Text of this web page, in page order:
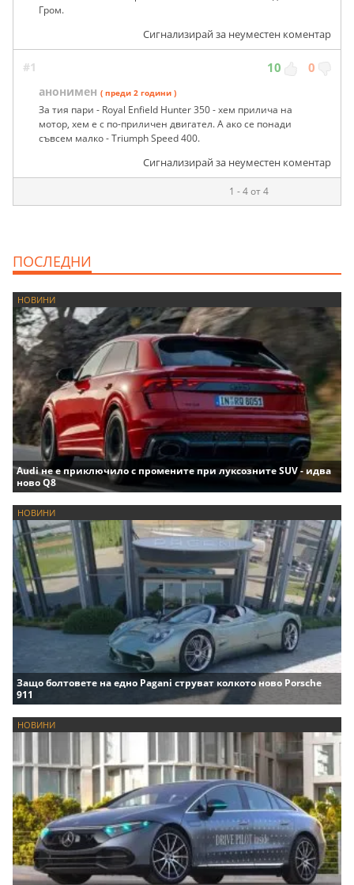
Гром.
Сигнализирай за неуместен коментар
#1 10 0
анонимен ( преди 2 години )
За тия пари - Royal Enfield Hunter 350 - хем прилича на
мотор, хем е с по-приличен двигател. А ако се понади
съвсем малко - Triumph Speed 400.
Сигнализирай за неуместен коментар
1 - 4 от 4
ПОСЛЕДНИ
НОВИНИ
Audi не е приключило с промените при луксозните SUV - идва
ново Q8
НОВИНИ
Защо болтовете на едно Pagani струват колкото ново Porsche
911
НОВИНИ